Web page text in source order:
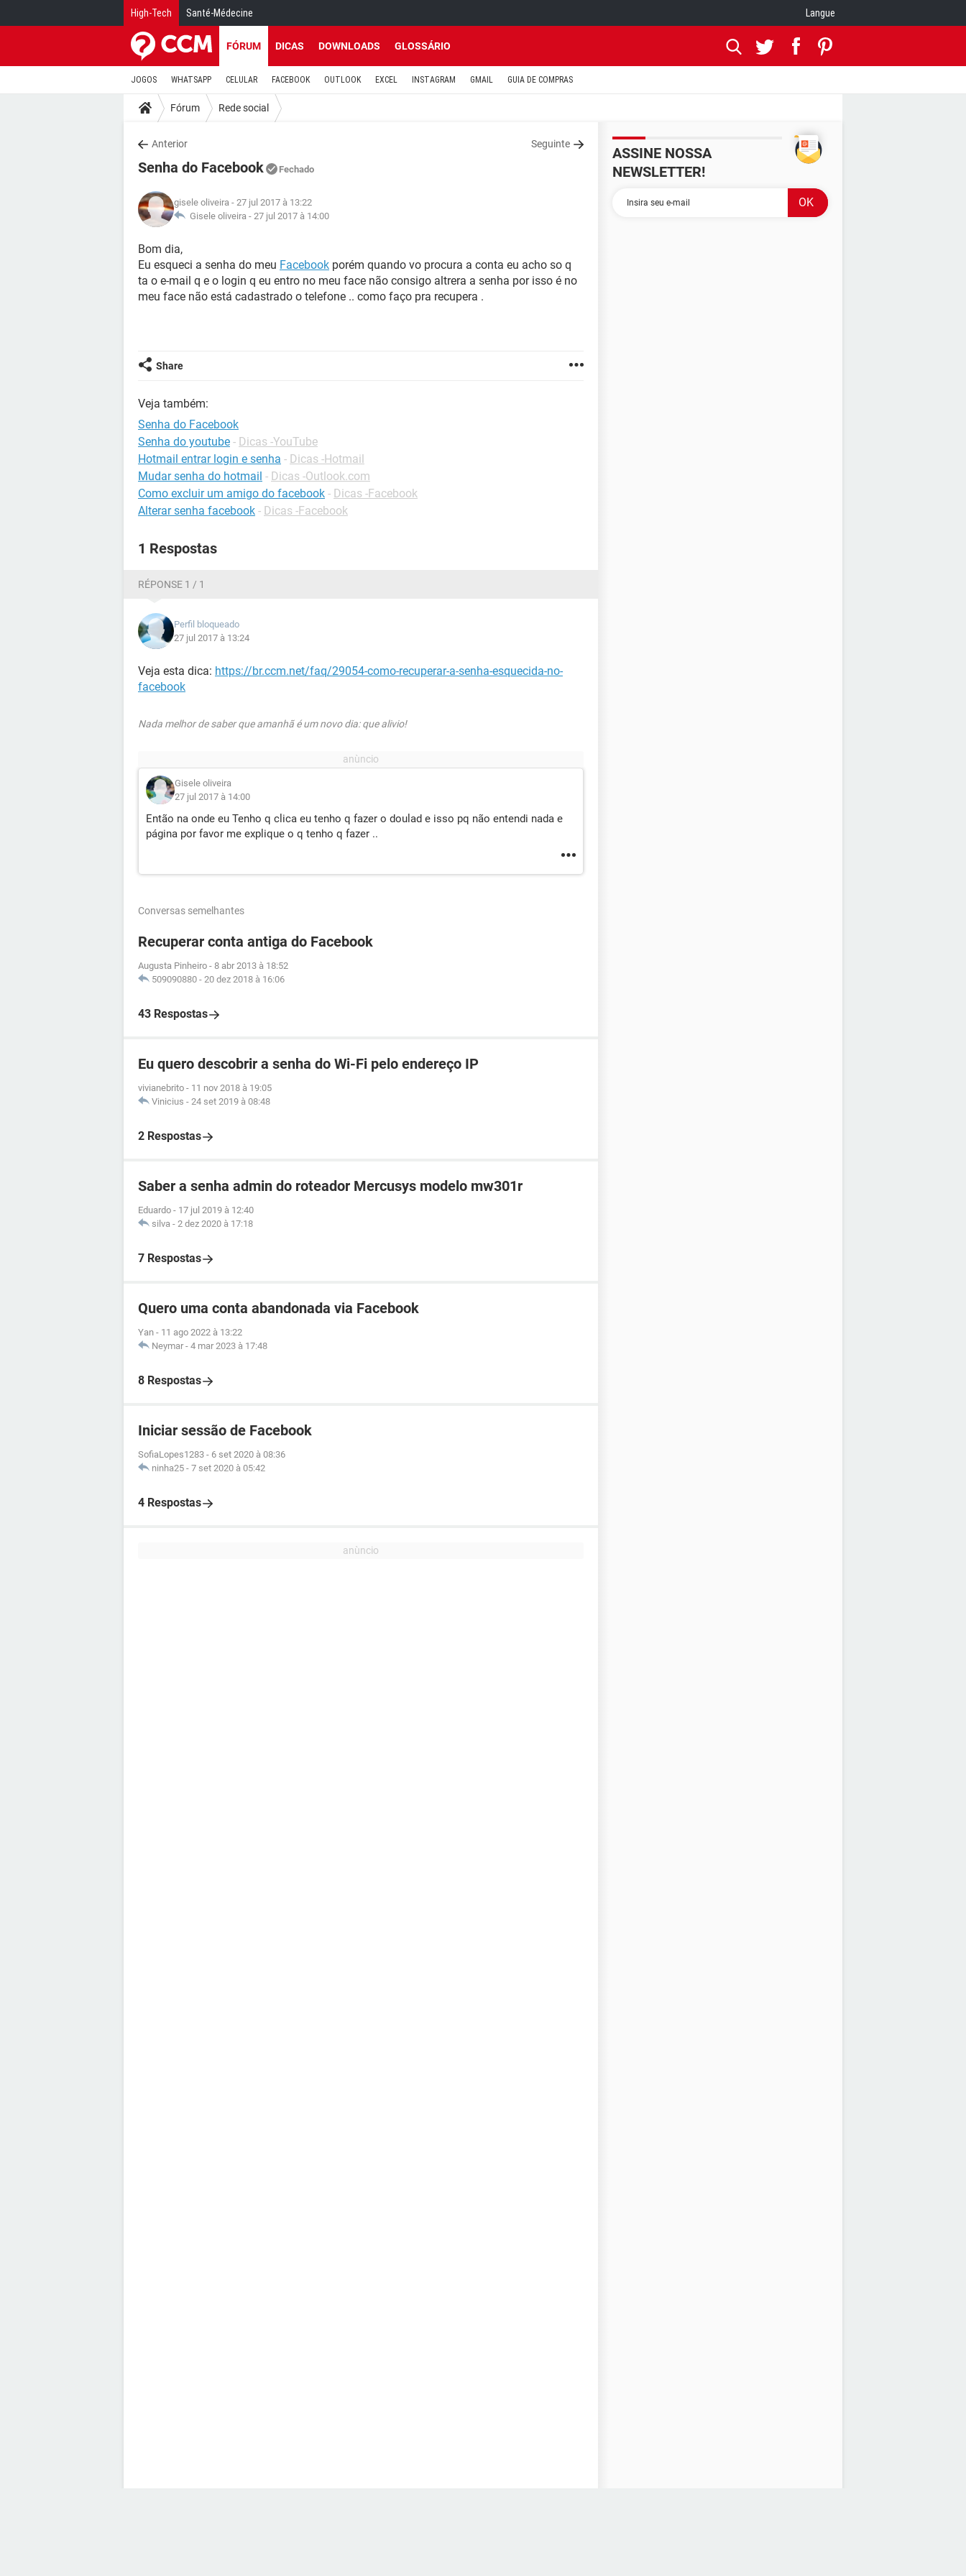
High-Tech Santé-Médecine Langue
FÓRUM DICAS DOWNLOADS GLOSSÁRIO
JOGOS WHATSAPP CELULAR FACEBOOK OUTLOOK EXCEL INSTAGRAM GMAIL GUIA DE COMPRAS
Fórum Rede social
Anterior Seguinte
Senha do Facebook Fechado
gisele oliveira - 27 jul 2017 à 13:22
Gisele oliveira - 27 jul 2017 à 14:00
Bom dia,
Eu esqueci a senha do meu Facebook porém quando vo procura a conta eu acho so q
ta o e-mail q e o login q eu entro no meu face não consigo altrera a senha por isso é no
meu face não está cadastrado o telefone .. como faço pra recupera .
Share
Veja também:
Senha do Facebook
Senha do youtube - Dicas -YouTube
Hotmail entrar login e senha - Dicas -Hotmail
Mudar senha do hotmail - Dicas -Outlook.com
Como excluir um amigo do facebook - Dicas -Facebook
Alterar senha facebook - Dicas -Facebook
1 Respostas
RÉPONSE 1 / 1
Perfil bloqueado
27 jul 2017 à 13:24
Veja esta dica: https://br.ccm.net/faq/29054-como-recuperar-a-senha-esquecida-no-
facebook
Nada melhor de saber que amanhã é um novo dia: que alivio!
Gisele oliveira
27 jul 2017 à 14:00
Então na onde eu Tenho q clica eu tenho q fazer o doulad e isso pq não entendi nada e
página por favor me explique o q tenho q fazer ..
Conversas semelhantes
Recuperar conta antiga do Facebook
Augusta Pinheiro - 8 abr 2013 à 18:52
509090880 - 20 dez 2018 à 16:06
43 Respostas
Eu quero descobrir a senha do Wi-Fi pelo endereço IP
vivianebrito - 11 nov 2018 à 19:05
Vinicius - 24 set 2019 à 08:48
2 Respostas
Saber a senha admin do roteador Mercusys modelo mw301r
Eduardo - 17 jul 2019 à 12:40
silva - 2 dez 2020 à 17:18
7 Respostas
Quero uma conta abandonada via Facebook
Yan - 11 ago 2022 à 13:22
Neymar - 4 mar 2023 à 17:48
8 Respostas
Iniciar sessão de Facebook
SofiaLopes1283 - 6 set 2020 à 08:36
ninha25 - 7 set 2020 à 05:42
4 Respostas
ASSINE NOSSA
NEWSLETTER!